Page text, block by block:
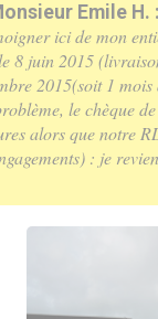
Emile H. :
ici de mon
8 juin 2015
2015(soit 1
le chèque
alors que notre
: je